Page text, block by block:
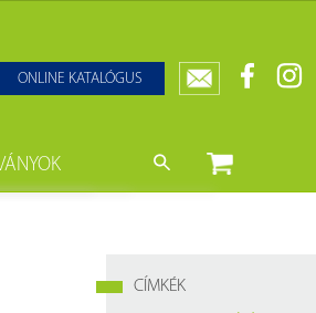
ONLINE KATALÓGUS
CÍMKÉK